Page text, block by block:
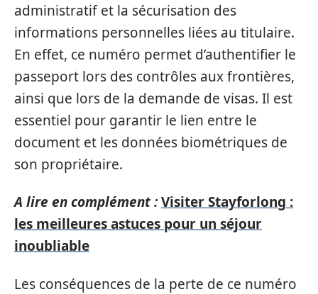
administratif et la sécurisation des
informations personnelles liées au titulaire.
En effet, ce numéro permet d’authentifier le
passeport lors des contrôles aux frontières,
ainsi que lors de la demande de visas. Il est
essentiel pour garantir le lien entre le
document et les données biométriques de
son propriétaire.
A lire en complément :Visiter Stayforlong :
les meilleures astuces pour un séjour
inoubliable
Les conséquences de la perte de ce numéro